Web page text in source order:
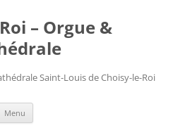
– Orgue &
Saint-Louis de Choisy-le-Roi
Menu